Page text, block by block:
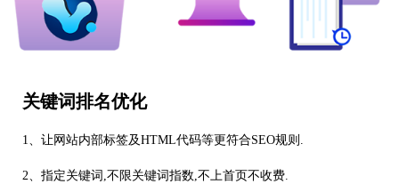
关键词排名优化
1、让网站内部标签及HTML代码等更符合SEO规则.
2、指定关键词,不限关键词指数,不上首页不收费.